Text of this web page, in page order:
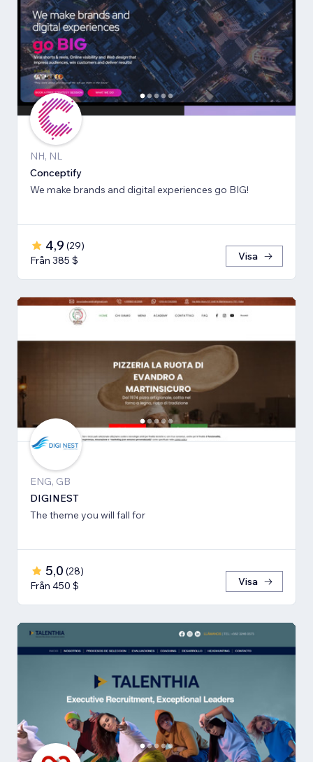
NH, NL
Conceptify
We make brands and digital experiences go BIG!
4,9 (29)
Från 385 $
Visa
ENG, GB
DIGINEST
The theme you will fall for
5,0 (28)
Från 450 $
Visa